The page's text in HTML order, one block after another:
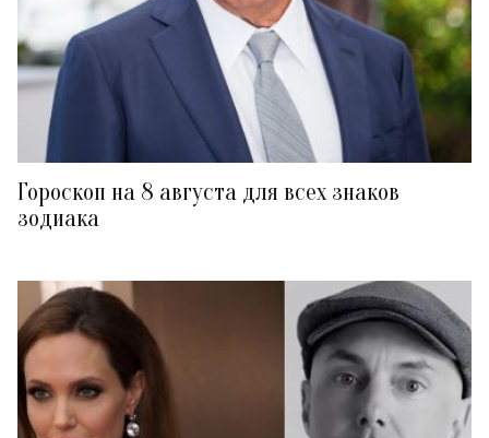
Гороскоп на 8 августа для всех знаков
зодиака